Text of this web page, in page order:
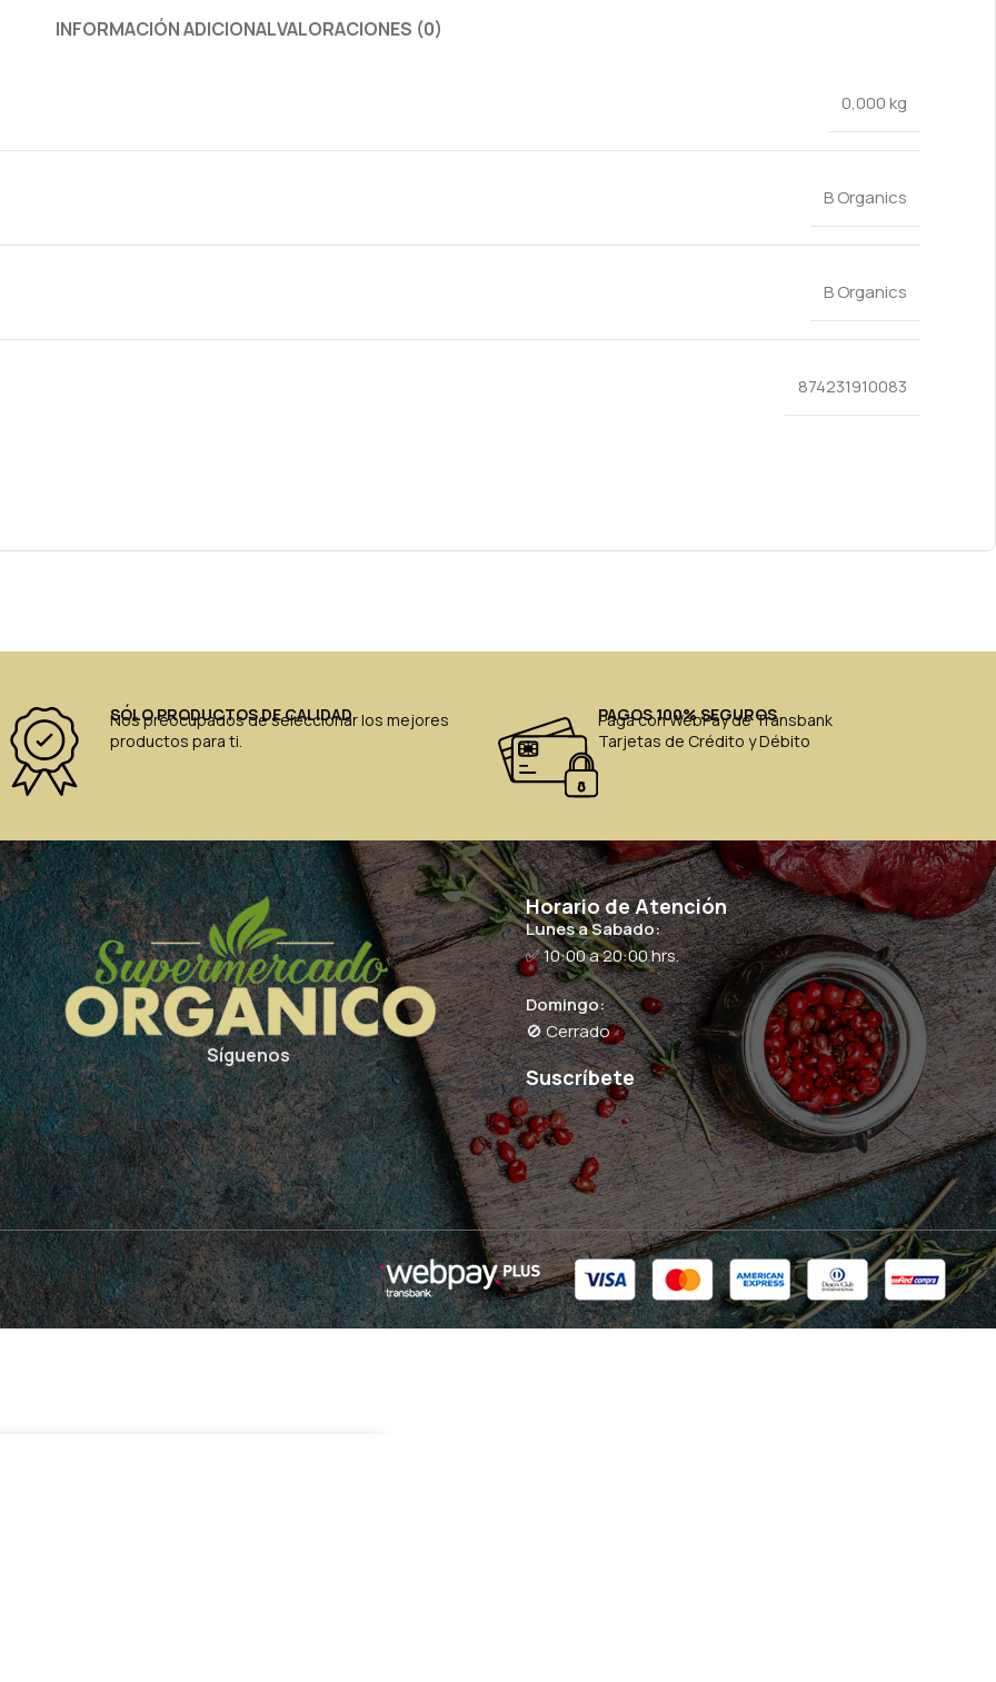
INFORMACIÓN ADICIONALVALORACIONES (0)
0,000 kg
B Organics
B Organics
874231910083
SÓLO PRODUCTOS DE CALIDAD
Nos preocupados de seleccionar los mejores
productos para ti.
PAGOS 100% SEGUROS
Paga con WebPay de Transbank
Tarjetas de Crédito y Débito
Síguenos
Horario de Atención
Lunes a Sabado:
✅ 10:00 a 20:00 hrs.
Domingo:
🚫 Cerrado
Suscríbete